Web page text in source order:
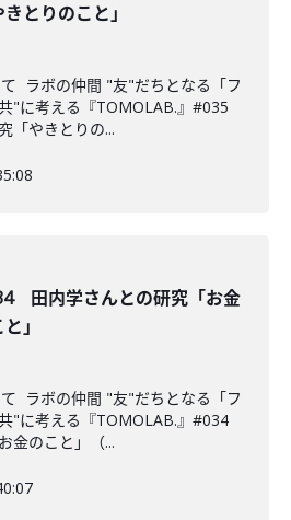
きとりのこと」
ラボの仲間 "友"だちとなる「フ
"に考える『TOMOLAB.』#035
「やきとりの...
田内学さんとの研究「お金
」
ラボの仲間 "友"だちとなる「フ
"に考える『TOMOLAB.』#034
金のこと」（...